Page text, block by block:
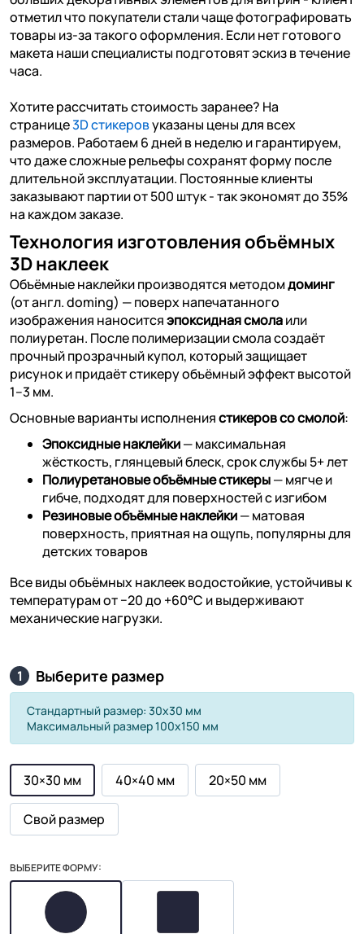
отметил что покупатели стали чаще фотографировать
товары из-за такого оформления. Если нет готового
макета наши специалисты подготовят эскиз в течение
часа.
Хотите рассчитать стоимость заранее? На
странице3D стикеровуказаны цены для всех
размеров. Работаем 6 дней в неделю и гарантируем,
что даже сложные рельефы сохранят форму после
длительной эксплуатации. Постоянные клиенты
заказывают партии от 500 штук - так экономят до 35%
на каждом заказе.
Технология изготовления объёмных
3D наклеек
Объёмные наклейки производятся методомдоминг
(от англ. doming) — поверх напечатанного
изображения наноситсяэпоксидная смолаили
полиуретан. После полимеризации смола создаёт
прочный прозрачный купол, который защищает
рисунок и придаёт стикеру объёмный эффект высотой
1–3 мм.
Основные варианты исполнениястикеров со смолой:
Эпоксидные наклейки— максимальная
жёсткость, глянцевый блеск, срок службы 5+ лет
Полиуретановые объёмные стикеры— мягче и
гибче, подходят для поверхностей с изгибом
Резиновые объёмные наклейки— матовая
поверхность, приятная на ощупь, популярны для
детских товаров
Все виды объёмных наклеек водостойкие, устойчивы к
температурам от −20 до +60°C и выдерживают
механические нагрузки.
1 Выберите размер
Стандартный размер: 30х30 мм
Максимальный размер 100х150 мм
30×30 мм 40×40 мм 20×50 мм
Свой размер
ВЫБЕРИТЕ ФОРМУ: